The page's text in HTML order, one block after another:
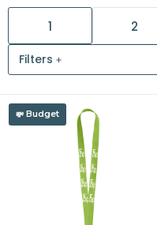
Snoepgoed
Home en living
Health en wellness
Kantoorartikelen
1 2
Filters
Budget